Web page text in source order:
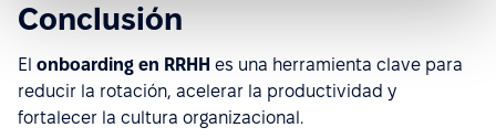
Conclusión
El onboarding en RRHH es una herramienta clave para
reducir la rotación, acelerar la productividad y
fortalecer la cultura organizacional.